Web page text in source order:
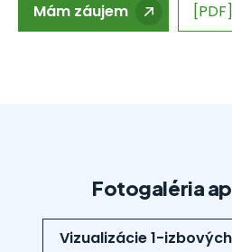
Mám záujem [PDF]
Fotogaléria